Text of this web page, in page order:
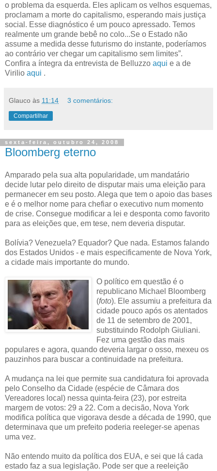
o problema da esquerda. Eles aplicam os velhos esquemas,
proclamam a morte do capitalismo, esperando mais justiça
social. Esse diagnóstico é um pouco apressado. Temos
realmente um grande bebê no colo...Se o Estado não
assume a medida desse futurismo do instante, poderíamos
ao contrário ver chegar um capitalismo sem limites”.
Confira a íntegra da entrevista de Belluzzo aqui e a de
Virilio aqui .
Glauco às 11:14 3 comentários:
Compartilhar
sexta-feira, outubro 24, 2008
Bloomberg eterno
Amparado pela sua alta popularidade, um mandatário
decide lutar pelo direito de disputar mais uma eleição para
permanecer em seu posto. Alega que tem o apoio das bases
e é o melhor nome para chefiar o executivo num momento
de crise. Consegue modificar a lei e desponta como favorito
para as eleições que, em tese, nem deveria disputar.
Bolívia? Venezuela? Equador? Que nada. Estamos falando
dos Estados Unidos - e mais especificamente de Nova York,
a cidade mais importante do mundo.
O político em questão é o
republicano Michael Bloomberg
(foto). Ele assumiu a prefeitura da
cidade pouco após os atentados
de 11 de setembro de 2001,
substituindo Rodolph Giuliani.
Fez uma gestão das mais
populares e agora, quando deveria largar o osso, mexeu os
pauzinhos para buscar a continuidade na prefeitura.
A mudança na lei que permite sua candidatura foi aprovada
pelo Conselho da Cidade (espécie de Câmara dos
Vereadores local) nessa quinta-feira (23), por estreita
margem de votos: 29 a 22. Com a decisão, Nova York
modifica política que vigorava desde a década de 1990, que
determinava que um prefeito poderia reeleger-se apenas
uma vez.
Não entendo muito da política dos EUA, e sei que lá cada
estado faz a sua legislação. Pode ser que a reeleição